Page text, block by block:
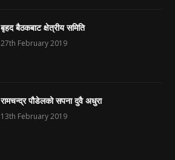
बृहद बैठकबाट क्षेत्रीय समिति
27th February 2019
रामचन्द्र पौडेलको सपना दुवै अधुरा
13th February 2019